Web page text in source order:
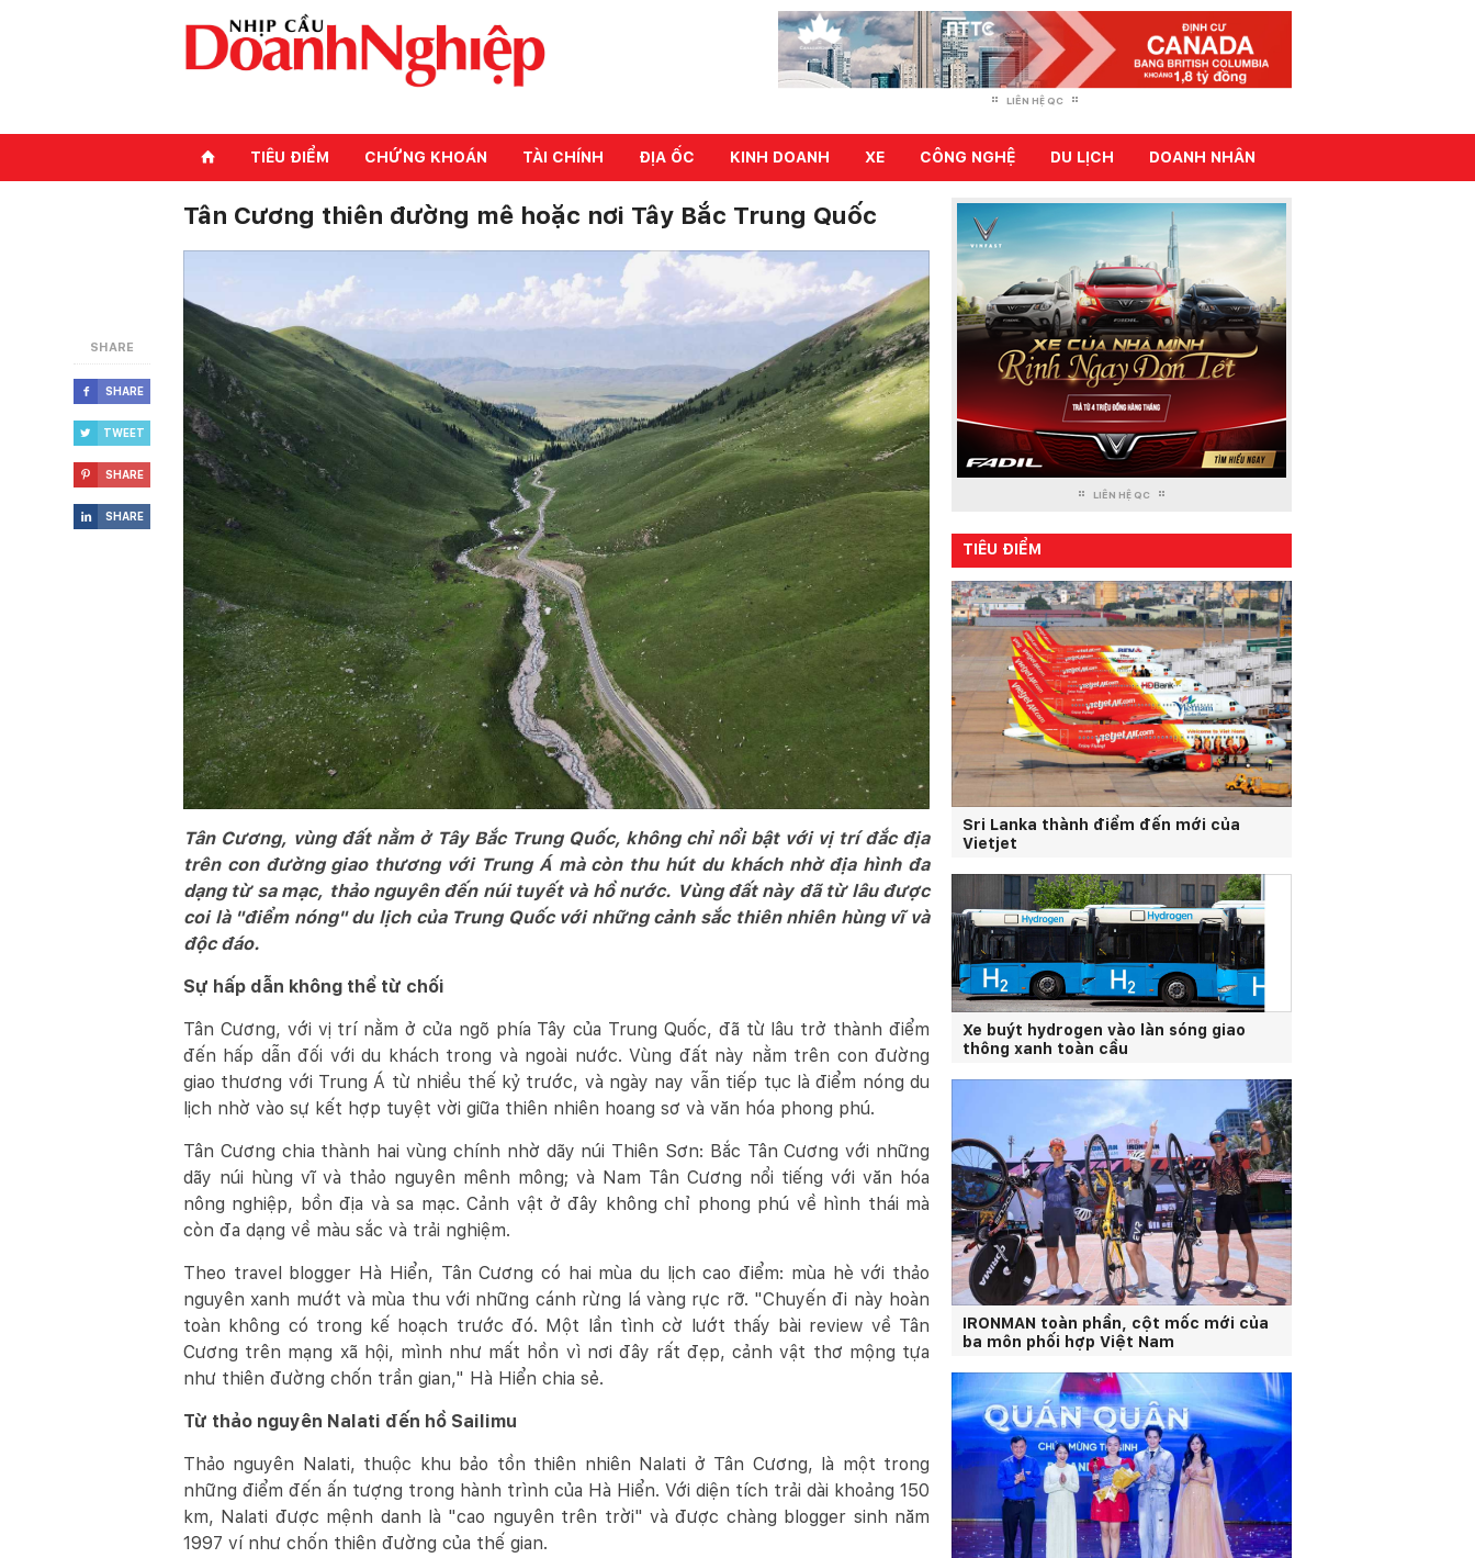
LIÊN HỆ QC
⌂ TIÊU ĐIỂM CHỨNG KHOÁN TÀI CHÍNH ĐỊA ỐC KINH DOANH XE CÔNG NGHỆ DU LỊCH DOANH NHÂN
SHARE
 SHARE
 TWEET
 SHARE
 SHARE
Tân Cương thiên đường mê hoặc nơi Tây Bắc Trung Quốc
Tân Cương, vùng đất nằm ở Tây Bắc Trung Quốc, không chỉ nổi bật với vị trí đắc địa
trên con đường giao thương với Trung Á mà còn thu hút du khách nhờ địa hình đa
dạng từ sa mạc, thảo nguyên đến núi tuyết và hồ nước. Vùng đất này đã từ lâu được
coi là "điểm nóng" du lịch của Trung Quốc với những cảnh sắc thiên nhiên hùng vĩ và
độc đáo.
Sự hấp dẫn không thể từ chối
Tân Cương, với vị trí nằm ở cửa ngõ phía Tây của Trung Quốc, đã từ lâu trở thành điểm
đến hấp dẫn đối với du khách trong và ngoài nước. Vùng đất này nằm trên con đường
giao thương với Trung Á từ nhiều thế kỷ trước, và ngày nay vẫn tiếp tục là điểm nóng du
lịch nhờ vào sự kết hợp tuyệt vời giữa thiên nhiên hoang sơ và văn hóa phong phú.
Tân Cương chia thành hai vùng chính nhờ dãy núi Thiên Sơn: Bắc Tân Cương với những
dãy núi hùng vĩ và thảo nguyên mênh mông; và Nam Tân Cương nổi tiếng với văn hóa
nông nghiệp, bồn địa và sa mạc. Cảnh vật ở đây không chỉ phong phú về hình thái mà
còn đa dạng về màu sắc và trải nghiệm.
Theo travel blogger Hà Hiển, Tân Cương có hai mùa du lịch cao điểm: mùa hè với thảo
nguyên xanh mướt và mùa thu với những cánh rừng lá vàng rực rỡ. "Chuyến đi này hoàn
toàn không có trong kế hoạch trước đó. Một lần tình cờ lướt thấy bài review về Tân
Cương trên mạng xã hội, mình như mất hồn vì nơi đây rất đẹp, cảnh vật thơ mộng tựa
như thiên đường chốn trần gian," Hà Hiển chia sẻ.
Từ thảo nguyên Nalati đến hồ Sailimu
Thảo nguyên Nalati, thuộc khu bảo tồn thiên nhiên Nalati ở Tân Cương, là một trong
những điểm đến ấn tượng trong hành trình của Hà Hiển. Với diện tích trải dài khoảng 150
km, Nalati được mệnh danh là "cao nguyên trên trời" và được chàng blogger sinh năm
1997 ví như chốn thiên đường của thế gian.
LIÊN HỆ QC
TIÊU ĐIỂM
Sri Lanka thành điểm đến mới của
Vietjet
Xe buýt hydrogen vào làn sóng giao
thông xanh toàn cầu
IRONMAN toàn phần, cột mốc mới của
ba môn phối hợp Việt Nam